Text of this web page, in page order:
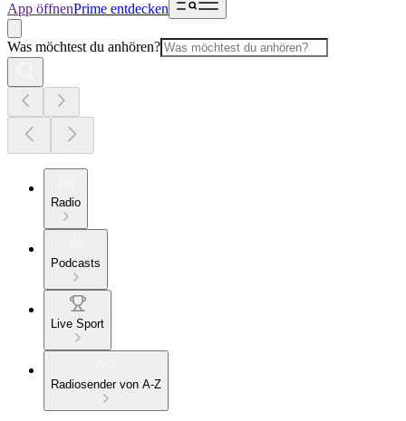
App öffnenPrime entdecken
Was möchtest du anhören?
Radio
Podcasts
Live Sport
Radiosender von A-Z